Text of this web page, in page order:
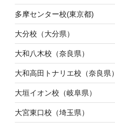
多摩センター校(東京都)
大分校（大分県）
大和八木校（奈良県）
大和高田トナリエ校（奈良県）
大垣イオン校（岐阜県）
大宮東口校（埼玉県）